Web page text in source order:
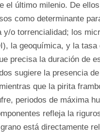
el último milenio. De
como determinante
o torrencialidad; los
la geoquímica, y la tasa
precisa la duración de
sugiere la presencia
que la pirita
periodos de máxima
refleja la
está directamente